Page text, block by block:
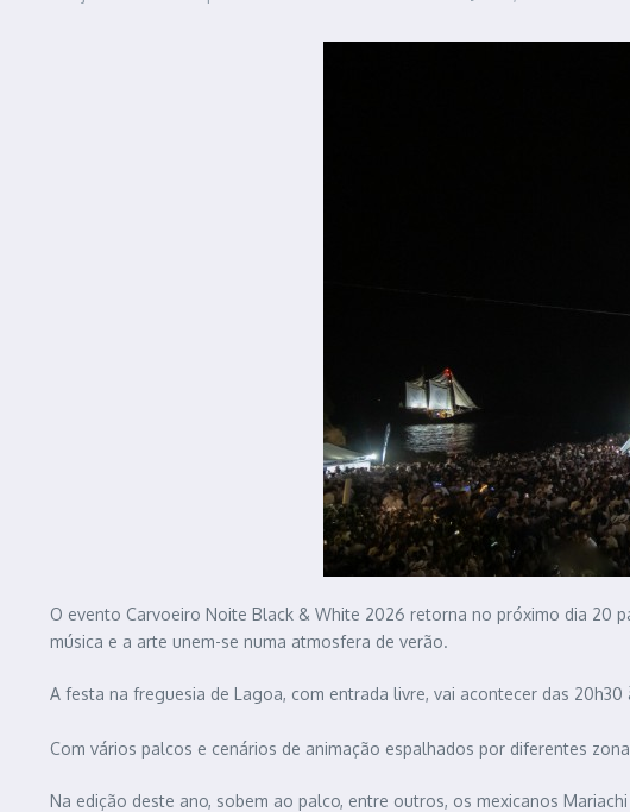
O evento Carvoeiro Noite Black & White 2026 retorna no próximo dia 20
música e a arte unem-se numa atmosfera de verão.
A festa na freguesia de Lagoa, com entrada livre, vai acontecer das
Com vários palcos e cenários de animação espalhados por diferentes
Na edição deste ano, sobem ao palco, entre outros, os mexicanos